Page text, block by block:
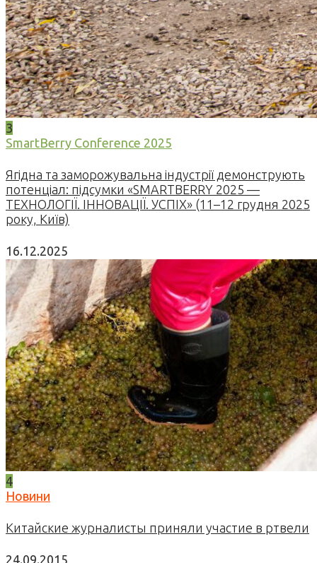
3
SmartBerry Conference 2025
Ягідна та заморожувальна індустрії демонструють
потенціал: підсумки «SMARTBERRY 2025 —
ТЕХНОЛОГІЇ. ІННОВАЦІЇ. УСПІХ» (11–12 грудня 2025
року, Київ)
16.12.2025
4
Новини
Китайские журналисты приняли участие в ртвели
24.09.2015